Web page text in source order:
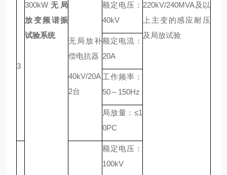
300kW 无局
放变频谐振
试验系统
220kV/240MVA及以
上主变的感应耐压
及局放试验
3
无局放补
偿电抗器
40kV/20A
2台
额定电压：
40kV
额定电流：
20A
工作频率：
50～150Hz
局放量：≤1
0PC
额定电压：
100kV